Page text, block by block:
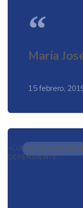
“
María
15 febrero,
ÉXITO
«CONSEGUÍ UN
DEPENDIENTE”